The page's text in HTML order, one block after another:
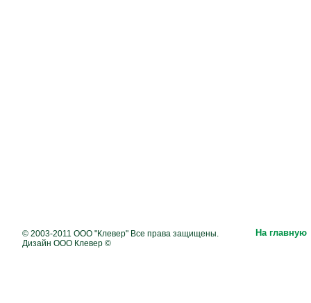
© 2003-2011 ООО "Клевер" Все права защищены.
Дизайн ООО Клевер ©
На главную